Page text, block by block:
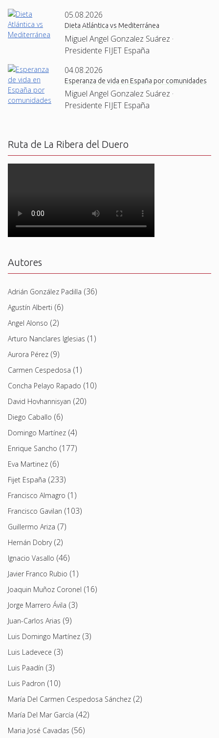
05.08.2026
Dieta Atlántica vs Mediterránea
Miguel Angel Gonzalez Suárez ·
Presidente FIJET España
04.08.2026
Esperanza de vida en España por comunidades
Miguel Angel Gonzalez Suárez ·
Presidente FIJET España
Ruta de La Ribera del Duero
Autores
Adrián González Padilla (36)
Agustín Alberti (6)
Angel Alonso (2)
Arturo Nanclares Iglesias (1)
Aurora Pérez (9)
Carmen Cespedosa (1)
Concha Pelayo Rapado (10)
David Hovhannisyan (20)
Diego Caballo (6)
Domingo Martínez (4)
Enrique Sancho (177)
Eva Martinez (6)
Fijet España (233)
Francisco Almagro (1)
Francisco Gavilan (103)
Guillermo Ariza (7)
Hernán Dobry(2)
Ignacio Vasallo (46)
Javier Franco Rubio (1)
Joaquin Muñoz Coronel (16)
Jorge Marrero Ávila (3)
Juan-Carlos Arias (9)
Luis Domingo Martínez (3)
Luis Ladevece (3)
Luis Paadín (3)
Luis Padron (10)
María Del Carmen Cespedosa Sánchez (2)
María Del Mar García (42)
Maria José Cavadas (56)